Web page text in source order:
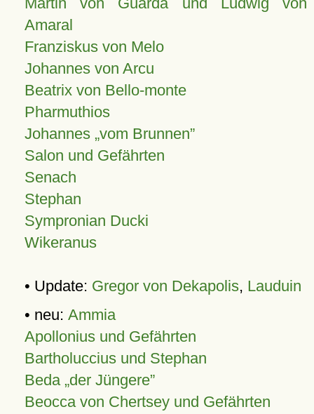
Amaral
Franziskus von Melo
Johannes von Arcu
Beatrix von Bello-monte
Pharmuthios
Johannes vom Brunnen
Salon und Gefährten
Senach
Stephan
Sympronian Ducki
Wikeranus
• Update: Gregor von Dekapolis, Lauduin
• neu: Ammia
Apollonius und Gefährten
Bartholuccius und Stephan
Beda „der Jüngere”
Beocca von Chertsey und Gefährten